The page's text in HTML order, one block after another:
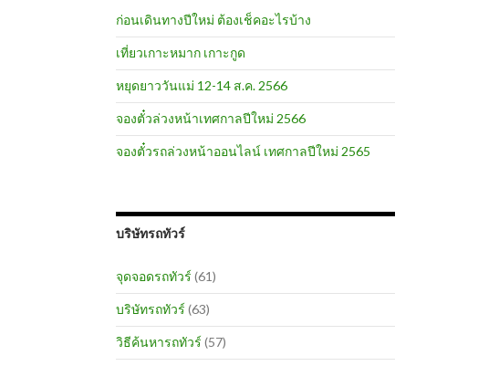
ก่อนเดินทางปีใหม่ ต้องเช็คอะไรบ้าง
เที่ยวเกาะหมาก เกาะกูด
หยุดยาววันแม่ 12-14 ส.ค. 2566
จองตั๋วล่วงหน้าเทศกาลปีใหม่ 2566
จองตั๋วรถล่วงหน้าออนไลน์ เทศกาลปีใหม่ 2565
บริษัทรถทัวร์
จุดจอดรถทัวร์ (61)
บริษัทรถทัวร์ (63)
วิธีค้นหารถทัวร์ (57)